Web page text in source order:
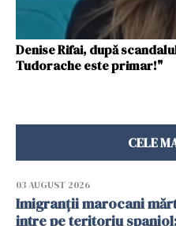
Denise Rifai, după
Tudorache este primar!"
CELE
03 AUGUST 2026
Imigranții marocani
intre pe teritoriu